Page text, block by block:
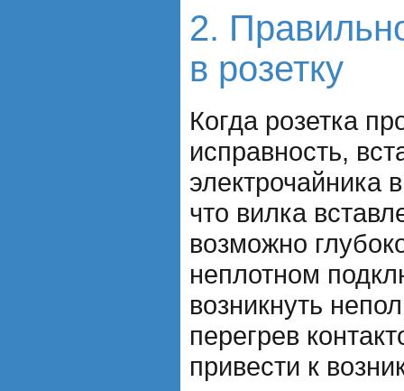
2.
в розетку
Когда розетка
исправность,
электрочайника
что вилка
возможно
неплотном
возникнуть
перегрев
привести к